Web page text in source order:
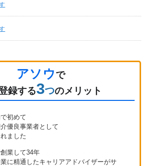
アソウで
録する3つのメリット
初めて
優良事業者として
ました
業して34年
に精通したキャリアアドバイザーがサ